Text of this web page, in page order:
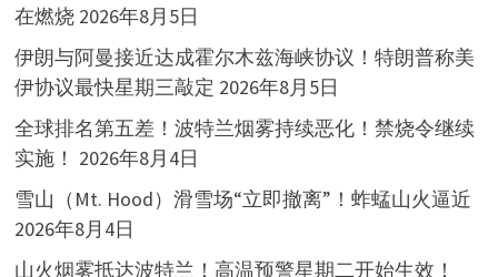
在燃烧 2026年8月5日
伊朗与阿曼接近达成霍尔木兹海峡协议！特朗普称美
伊协议最快星期三敲定 2026年8月5日
全球排名第五差！波特兰烟雾持续恶化！禁烧令继续
实施！ 2026年8月4日
雪山（Mt. Hood）滑雪场“立即撤离”！蚱蜢山火逼近
2026年8月4日
山火烟雾抵达波特兰！高温预警星期二开始生效！